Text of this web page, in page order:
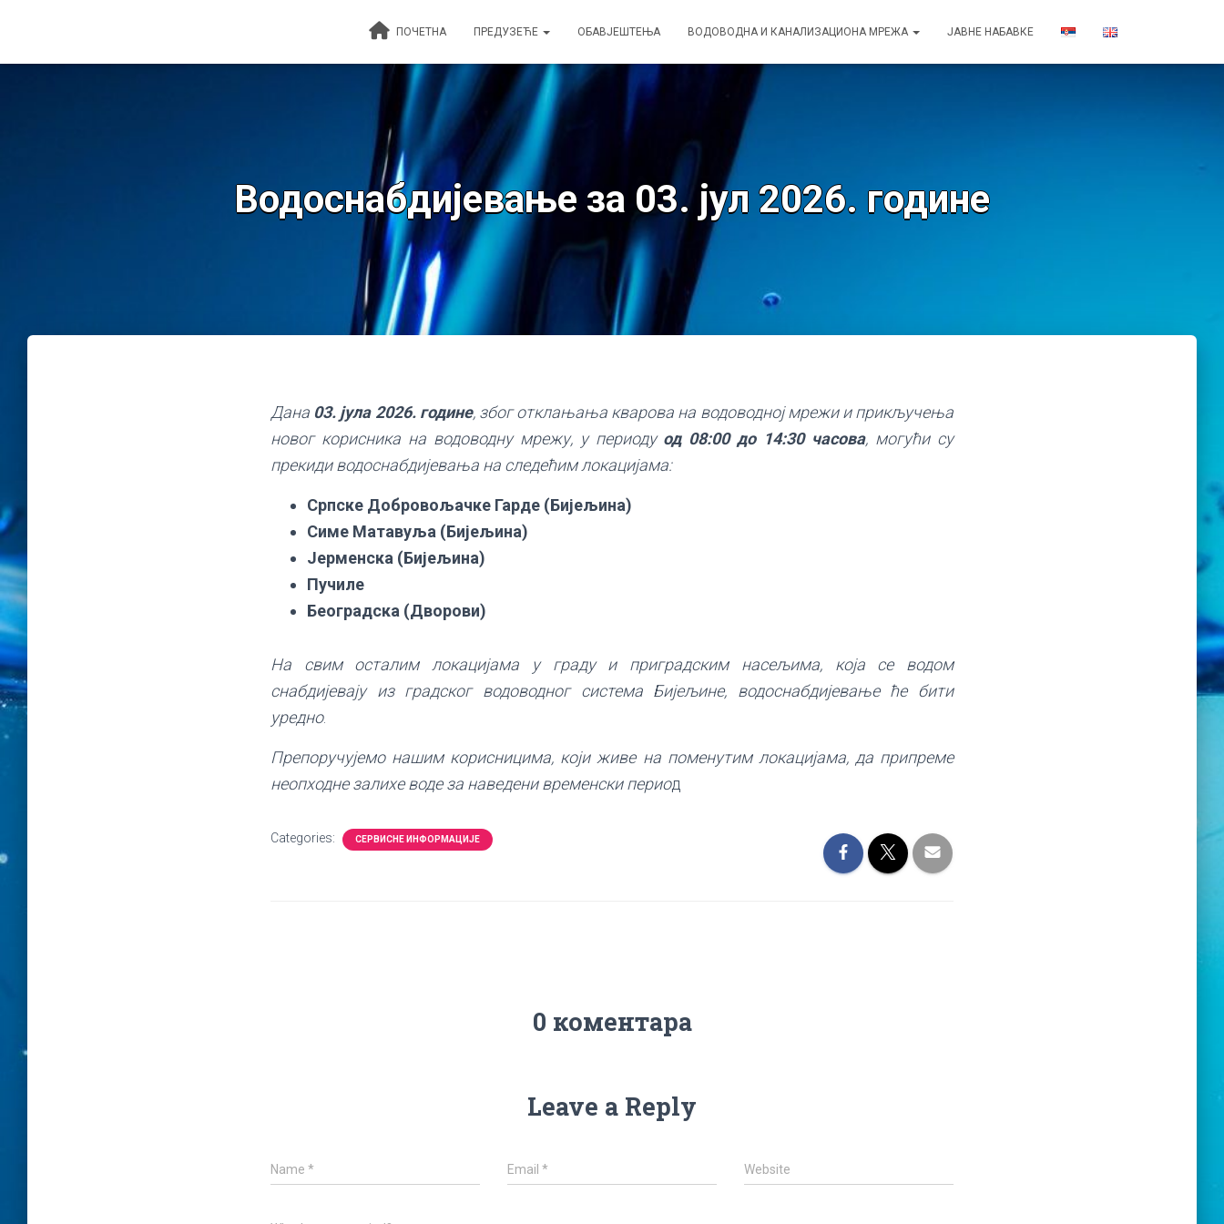
ПОЧЕТНА ПРЕДУЗЕЋЕ ОБАВЈЕШТЕЊА ВОДОВОДНА И КАНАЛИЗАЦИОНА МРЕЖА ЈАВНЕ НАБАВКЕ
Водоснабдијевање за 03. јул 2026. године
Дана 03. јула 2026. године, због отклањања кварова на водоводној мрежи и прикључења
новог корисника на водоводну мрежу, у периоду од 08:00 до 14:30 часова, могући су
прекиди водоснабдијевања на следећим локацијама:
Српске Добровољачке Гарде (Бијељина)
Симе Матавуља (Бијељина)
Јерменска (Бијељина)
Пучиле
Београдска (Дворови)
На свим осталим локацијама у граду и приградским насељима, која се водом
снабдијевају из градског водоводног система Бијељине, водоснабдијевање ће бити
уредно.
Препоручујемо нашим корисницима, који живе на поменутим локацијама, да припреме
неопходне залихе воде за наведени временски период
Categories: СЕРВИСНЕ ИНФОРМАЦИЈЕ
0 коментара
Leave a Reply
Name * Email * Website